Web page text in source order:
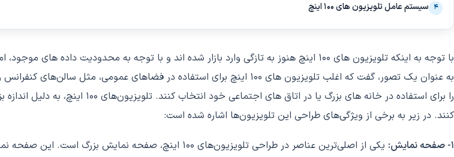
۴ سیستم عامل تلویزیون های 100 اینچ
با توجه به اینکه تلویزیون های 100 اینچ هنوز به تازگی وارد بازار شده اند و با توجه به
به عنوان یک تصور، گفت که اغلب تلویزیون های 100 اینچ برای استفاده در فضاهای
را برای استفاده در خانه های بزرگ یا
کنند. در زیر به برخی از ویژگی‌های طراحی این تلویزیون‌ها اشاره شده است:
1- صفحه نمایش: یکی از اصلی‌ترین عناصر در طراحی تلویزیون‌های 100 اینچ، صفحه نمایش بزرگ است. این صفحه نمایش باید با کیفیت بالا و با وضوح تصویر فوق‌العاده برای تجربه بیننده طراحی شود.